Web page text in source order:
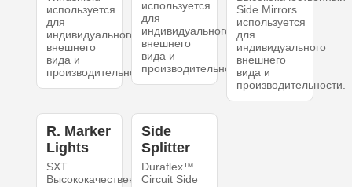
используется
для
индивидуального
внешнего
вида и
производительности.
используется
для
индивидуального
внешнего
вида и
производительности.
Side Mirrors
используется
для
индивидуального
внешнего
вида и
производительности.
R. Marker
Lights
SXT
Высококачественный
Side
Splitter
Duraflex™
Circuit Side